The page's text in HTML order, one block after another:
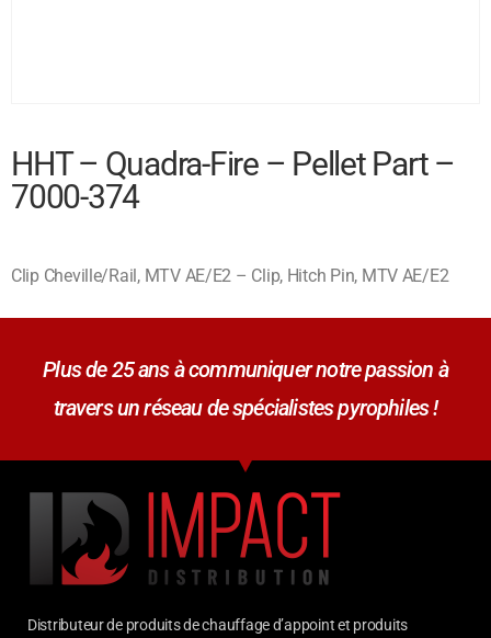
HHT – Quadra-Fire – Pellet Part –
7000-374
Clip Cheville/Rail, MTV AE/E2 – Clip, Hitch Pin, MTV AE/E2
Plus de 25 ans à communiquer notre passion à
travers un réseau de spécialistes pyrophiles !
Distributeur de produits de chauffage d’appoint et produits